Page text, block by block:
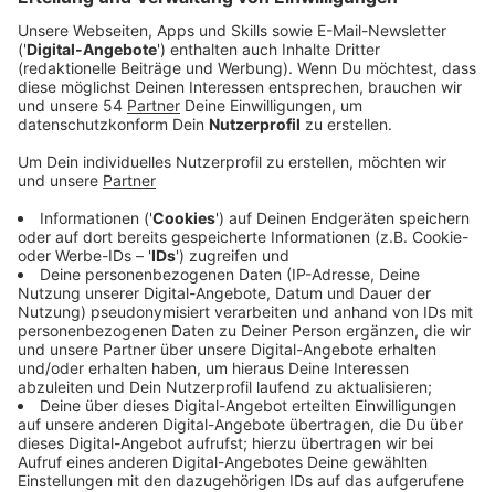
Anzeige
Eine Arbeitsgruppe soll Alternativen erarbeiten, weil
die Pläne für das neue Rathaus in Rheydt im März
gestoppt wurden. In dem neuen Rathaus sollten
eigentlich mehrere einzelne sanierungsbedürftige
Verwaltungsstandorte vereint werden. Jetzt müssen
Alternativen her. Und dabei ist auch das leerstehende
Karstadt-Gebäude in Rheydt eine Option. Kurzfristig
könnte es von der Stadtverwaltung belegt werden
und die Rheydter Innenstadt beleben. In der
Arbeitsgruppe geht es auch darum, inwiefern
bestehende Verwaltungsgebäude saniert oder
umgebaut werden und ob neue Immobilien angemietet
werden. Außerdem soll eine Neubauplanung
vorbereitet werden, die in den nächsten fünf Jahren
geplant und umgesetzt werden kann. Die